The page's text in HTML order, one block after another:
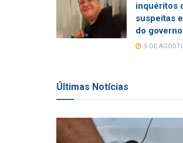
inquéritos
suspeitas
do governo
5 DE
Últimas Notícias